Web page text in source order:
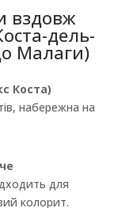
вздовж
дель-
Малаги)
Коста)
набережна на
для
колорит.